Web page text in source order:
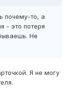
почему-то, а
- это потеря
Не
Я не могу